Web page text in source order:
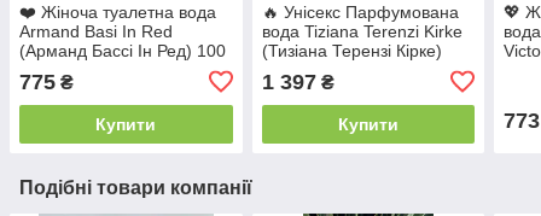
❤️ Жіноча туалетна вода
Armand Basi In Red
(Арманд Бассі Ін Ред) 100
775 ₴
Купити
🔥 Унісекс Парфумована
вода Tiziana Terenzi Kirke
(Тизіана Терензі Кірке)
100 мл. Стійкий фруктово-
шипровий аромат
1 397₴
Купити
💖
773
Подібні товари компанії